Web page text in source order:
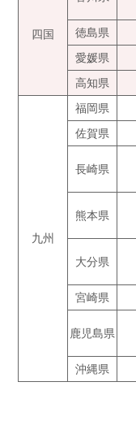
四国
徳島県
愛媛県
高知県
九州
福岡県
佐賀県
長崎県
熊本県
大分県
宮崎県
鹿児島県
沖縄県